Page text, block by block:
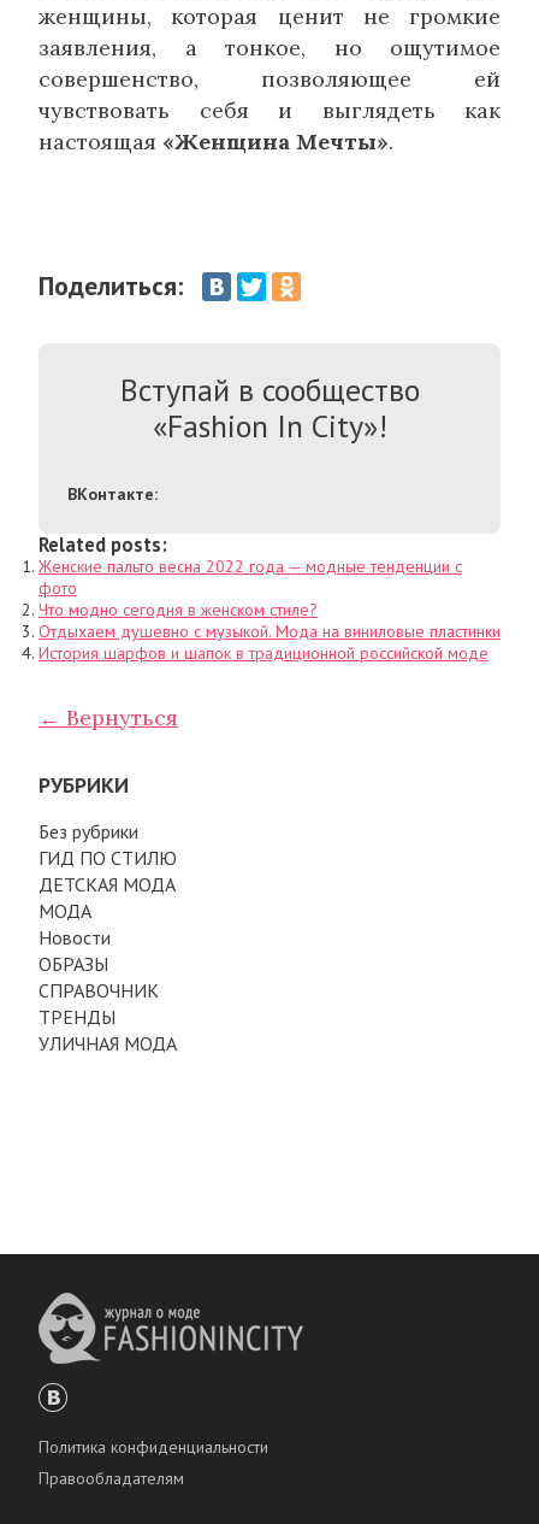
женщины, которая ценит не громкие
заявления, а тонкое, но ощутимое
совершенство, позволяющее ей
чувствовать себя и выглядеть как
настоящая «Женщина Мечты».
Поделиться:
Вступай в сообщество
«Fashion In City»!
ВКонтакте:
Related posts:
Женские пальто весна 2022 года — модные тенденции с
фото
Что модно сегодня в женском стиле?
Отдыхаем душевно с музыкой. Мода на виниловые пластинки
История шарфов и шапок в традиционной российской моде
← Вернуться
РУБРИКИ
Без рубрики
ГИД ПО СТИЛЮ
ДЕТСКАЯ МОДА
МОДА
Новости
ОБРАЗЫ
СПРАВОЧНИК
ТРЕНДЫ
УЛИЧНАЯ МОДА
Политика конфиденциальности
Правообладателям